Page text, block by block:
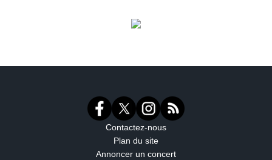
Contactez-nous
Plan du site
Annoncer un concert